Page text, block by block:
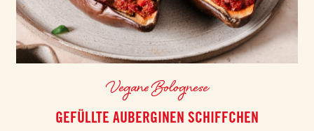
Vegane Bolognese
GEFÜLLTE AUBERGINEN SCHIFFCHEN